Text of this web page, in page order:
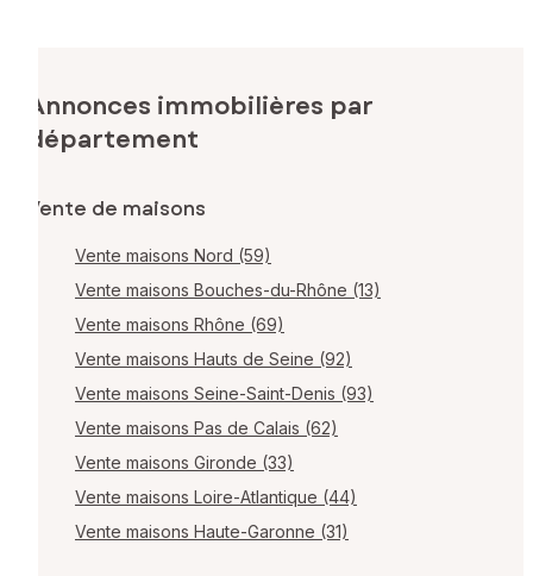
Annonces immobilières par
département
Vente de maisons
Vente maisons Nord (59)
Vente maisons Bouches-du-Rhône (13)
Vente maisons Rhône (69)
Vente maisons Hauts de Seine (92)
Vente maisons Seine-Saint-Denis (93)
Vente maisons Pas de Calais (62)
Vente maisons Gironde (33)
Vente maisons Loire-Atlantique (44)
Vente maisons Haute-Garonne (31)